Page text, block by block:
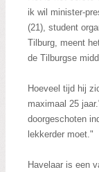
ik wil minister-
(21), student
Tilburg, meent
de Tilburgse
Hoeveel tijd hij
maximaal 25
doorgeschoten
lekkerder moet."
Havelaar is een